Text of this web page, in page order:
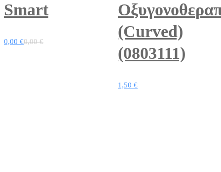
Smart
0,00 €0,00€
(Curved)
(0803111)
1,50 €